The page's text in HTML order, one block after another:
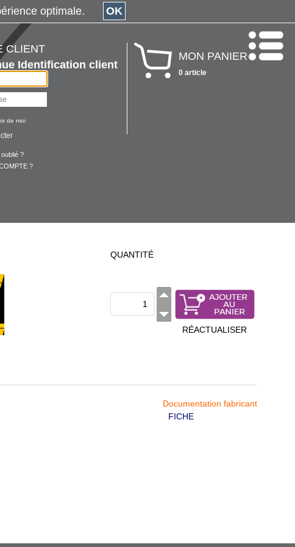
CLIENT
Identification client
de moi
?
?
MON PANIER
0 article
QUANTITÉ
RÉACTUALISER
Documentation fabricant
FICHE
optimale. OK